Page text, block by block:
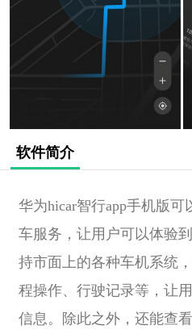
软件简介
华为hicar智行app手机版
车服务，让用户可以体验
持市面上的各种车机系统
程操作、行驶记录等，让
信息。除此之外，还能查